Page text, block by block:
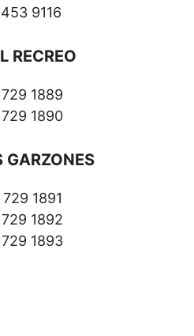
9116
RECREO
1889
1890
GARZONES
1891
1892
1893